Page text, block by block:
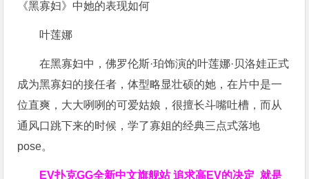
叶莲娜
在黑寡妇中，佛罗伦斯·珀饰演的叶莲娜·贝洛娃正式
成为黑寡妇的接任者，体型略显壮硕的她，在片中是一
位直爽，大大咧咧的可爱姑娘，很擅长斗嘴吐槽，而从
通风口跳下来的时候，学了寡姐的经典三点式落地
pose。
EV扑克GG全新中文旗舰站追求高EV的决定就是